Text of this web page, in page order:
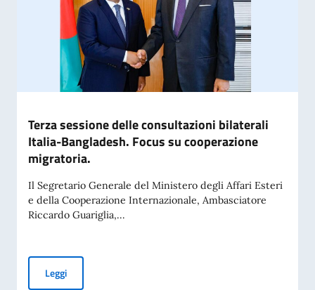
Terza sessione delle consultazioni bilaterali
Italia-Bangladesh. Focus su cooperazione
migratoria.
Il Segretario Generale del Ministero degli Affari Esteri
e della Cooperazione Internazionale, Ambasciatore
Riccardo Guariglia,...
LeggiTerza sessione delle consultazioni bilaterali Italia-